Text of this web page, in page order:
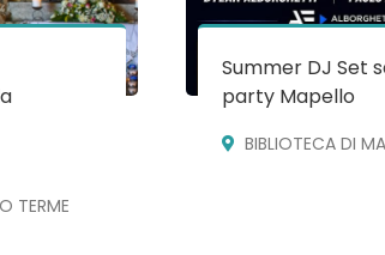
TERME
Summer DJ Set
party Mapello
BIBLIOTECA DI